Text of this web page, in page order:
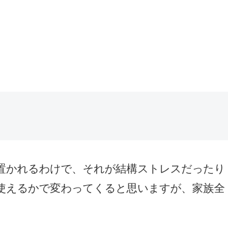
れるわけで、それが結構ストレスだったり
るかで変わってくると思いますが、家族全